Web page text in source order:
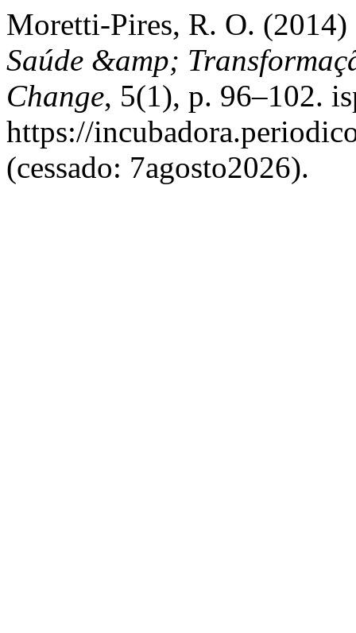
Moretti-Pires, R. O. (2014)
Saúde &amp;
Change, 5(1), p. 96–102.
https://
(cessado: 7agosto2026).